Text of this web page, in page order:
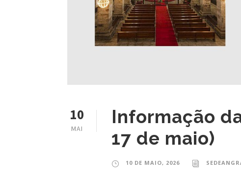
10
MAI
Informação
17 de maio)
10 DE MAIO, 2026